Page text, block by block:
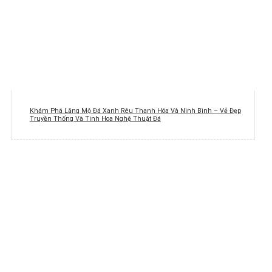
Khám Phá Lăng Mộ Đá Xanh Rêu Thanh Hóa Và Ninh Bình – Vẻ Đẹp
Truyền Thống Và Tinh Hoa Nghệ Thuật Đá